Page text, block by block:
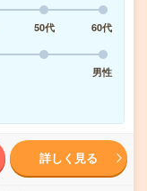
50代
60代
男性
詳しく見る